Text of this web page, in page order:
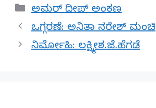
Categories
ಅಮರ್ ದೀಪ್ ಅಂಕಣ
ಒಗ್ಗರಣೆ: ಅನಿತಾ ನರೇಶ್ ಮಂಚಿ
ನಿರ್ಮೋಹಿ: ಲಕ್ಷ್ಮೀಶ.ಜೆ.ಹೆಗಡೆ